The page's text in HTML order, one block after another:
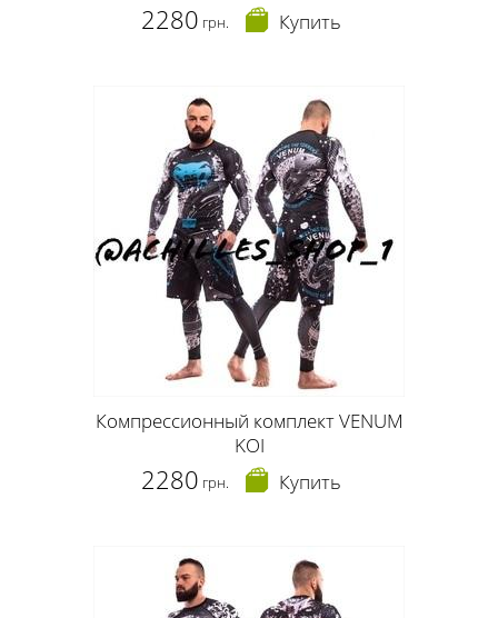
2280 грн. Купить
Компрессионный комплект VENUM
KOI
2280 грн. Купить